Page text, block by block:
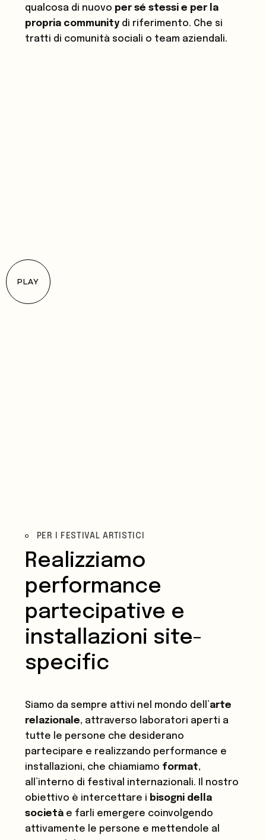
PLAY
qualcosa di nuovo per sé stessi e per la
propria community di riferimento. Che si
tratti di comunità sociali o team aziendali.
PER I FESTIVAL ARTISTICI
Realizziamo
performance
partecipative e
installazioni site-
specific
Siamo da sempre attivi nel mondo dell’arte
relazionale, attraverso laboratori aperti a
tutte le persone che desiderano
partecipare e realizzando performance e
installazioni, che chiamiamo format,
all’interno di festival internazionali. Il nostro
obiettivo è intercettare i bisogni della
società e farli emergere coinvolgendo
attivamente le persone e mettendole al